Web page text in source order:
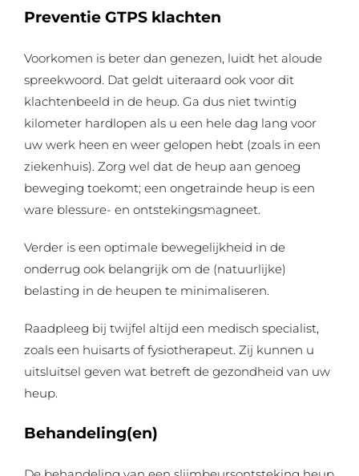
Preventie GTPS klachten
Voorkomen is beter dan genezen, luidt het aloude
spreekwoord. Dat geldt uiteraard ook voor dit
klachtenbeeld in de heup. Ga dus niet twintig
kilometer hardlopen als u een hele dag lang voor
uw werk heen en weer gelopen hebt (zoals in een
ziekenhuis). Zorg wel dat de heup aan genoeg
beweging toekomt; een ongetrainde heup is een
ware blessure- en ontstekingsmagneet.
Verder is een optimale bewegelijkheid in de
onderrug ook belangrijk om de (natuurlijke)
belasting in de heupen te minimaliseren.
Raadpleeg bij twijfel altijd een medisch specialist,
zoals een huisarts of fysiotherapeut. Zij kunnen u
uitsluitsel geven wat betreft de gezondheid van uw
heup.
Behandeling(en)